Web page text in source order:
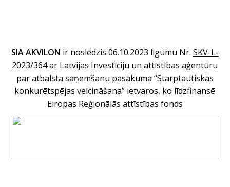
SIA AKVILON ir noslēdzis 06.10.2023 līgumu Nr. SKV-L-
2023/364ar Latvijas Investīciju un attīstības aģentūru
par atbalsta saņemšanu pasākuma “Starptautiskās
konkurētspējas veicināšana” ietvaros, ko līdzfinansē
Eiropas Reģionālās attīstības fonds